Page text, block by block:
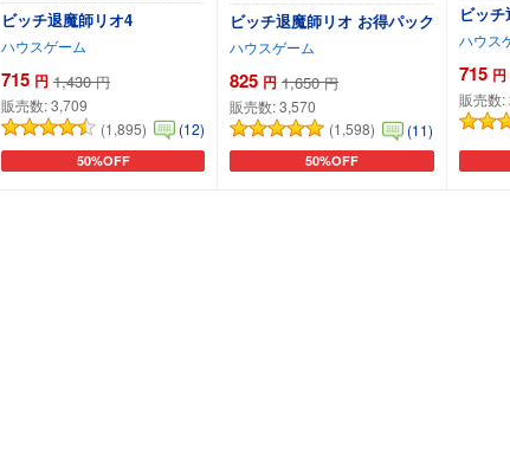
ビッチ退魔師リオ4
ハウスゲーム
715 円 1,430 円
販売数:3,709
(1,895)
(12)
50%OFF
カートに追加
ビッチ退魔師リオ お得パック
ハウスゲーム
825 円 1,650 円
販売数:3,570
(1,598)
(11)
50%OFF
カートに追加
ビッ
ハウス
715 円
販売数: